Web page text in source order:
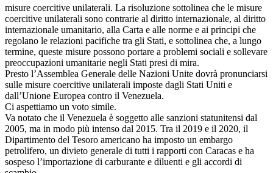
misure coercitive unilaterali. La risoluzione sottolinea che le misure
coercitive unilaterali sono contrarie al diritto internazionale, al diritto
internazionale umanitario, alla Carta e alle norme e ai principi che
regolano le relazioni pacifiche tra gli Stati, e sottolinea che, a lungo
termine, queste misure possono portare a problemi sociali e sollevare
preoccupazioni umanitarie negli Stati presi di mira.
Presto l’Assemblea Generale delle Nazioni Unite dovrà pronunciarsi
sulle misure coercitive unilaterali imposte dagli Stati Uniti e
dall’Unione Europea contro il Venezuela.
Ci aspettiamo un voto simile.
Va notato che il Venezuela è soggetto alle sanzioni statunitensi dal
2005, ma in modo più intenso dal 2015. Tra il 2019 e il 2020, il
Dipartimento del Tesoro americano ha imposto un embargo
petrolifero, un divieto generale di tutti i rapporti con Caracas e ha
sospeso l’importazione di carburante e diluenti e gli accordi di